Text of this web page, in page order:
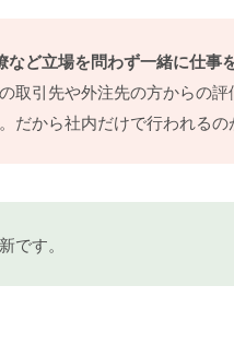
ど立場を問わず一緒に仕事
取引先や外注先の方からの
だから社内だけで行われるの
です。